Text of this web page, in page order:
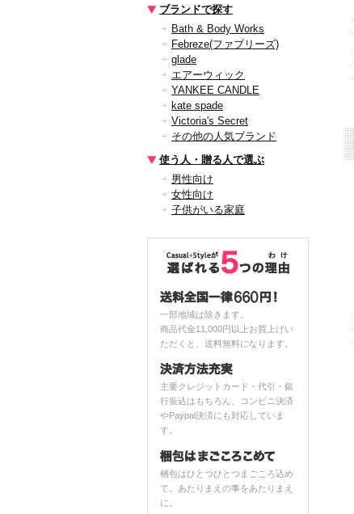
ブランドで探す
Bath & Body Works
Febreze(ファブリーズ)
glade
エアーウィック
YANKEE CANDLE
kate spade
Victoria's Secret
その他の人気ブランド
使う人・贈る人で選ぶ
男性向け
女性向け
子供がいる家庭
一部地域は除きます。
商品代金11,000円以上お買上げい
ただくと、送料無料になります。
主要クレジットカード・代引・銀
行振込はもちろん、コンビニ決済
やPaypal決済にも対応していま
す。
梱包はひとつひとつまごころ込め
て。あたりまえの事をあたりまえ
に。